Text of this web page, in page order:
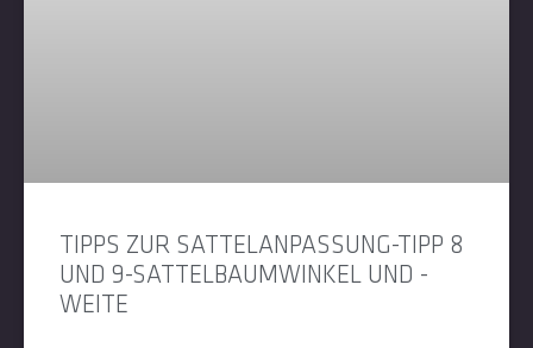
TIPPS ZUR SATTELANPASSUNG-TIPP 8
UND 9-SATTELBAUMWINKEL UND -
WEITE